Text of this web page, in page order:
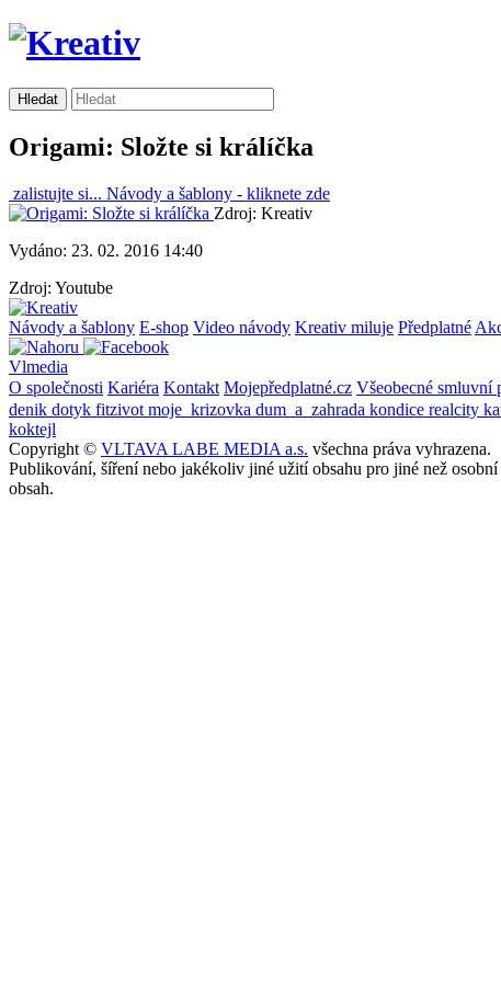
Origami: Složte si králíčka
zalistujte si... Návody a šablony - kliknete zde
Zdroj: Kreativ
Vydáno: 23. 02. 2016 14:40
Zdroj: Youtube
Návody a šablony E-shop Video návody Kreativ miluje Předplatné
Vlmedia
O společnosti Kariéra Kontakt Mojepředplatné.cz Všeobecné smluvní
denik dotyk fitzivot moje_krizovka dum_a_zahrada kondice realcity
koktejl
Copyright © VLTAVA LABE MEDIA a.s. všechna práva vyhrazena.
Publikování, šíření nebo jakékoliv jiné užití obsahu pro jiné než
obsah.